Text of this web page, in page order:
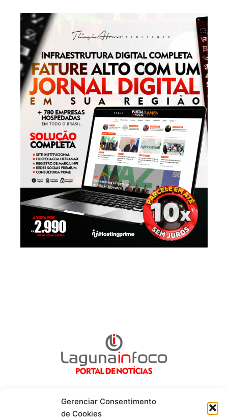
Gerenciar Consentimento
de Cookies